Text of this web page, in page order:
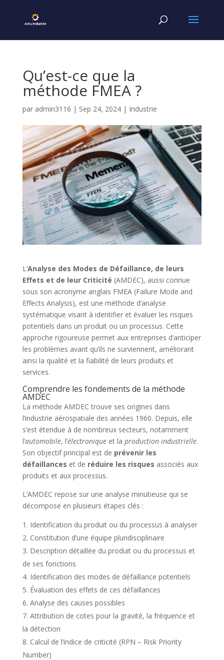
Qu’est-ce que la
méthode FMEA ?
par admin3116 | Sep 24, 2024| Industrie
L’Analyse des Modes de Défaillance, de leurs
Effets et de leur Criticité (AMDEC), aussi connue
sous son acronyme anglais FMEA (Failure Mode and
Effects Analysis), est une méthode d’analyse
systématique visant à identifier et évaluer les risques
potentiels dans un produit ou un processus. Cette
approche rigoureuse permet aux entreprises d’anticiper
les problèmes avant qu’ils ne surviennent, améliorant
ainsi la qualité et la fiabilité de leurs produits et
services.
Comprendre les fondements de la méthode
AMDEC
La méthode AMDEC trouve ses origines dans
l’industrie aérospatiale des années 1960. Depuis, elle
s’est étendue à de nombreux secteurs, notamment
l’automobile, l’électroniqueet la production industrielle.
Son objectif principal est de prévenir les
défaillances et de réduire les risques associés aux
produits et aux processus.
L’AMDEC repose sur une analyse minutieuse qui se
décompose en plusieurs étapes clés :
Identification du produit ou du processus à analyser
Constitution d’une équipe pluridisciplinaire
Description détaillée du produit ou du processus et
de ses fonctions
Identification des modes de défaillance potentiels
Évaluation des effets de ces défaillances
Analyse des causes possibles
Attribution de cotes pour la gravité, la fréquence et
la détection
Calcul de l’indice de criticité (RPN – Risk Priority
Number)